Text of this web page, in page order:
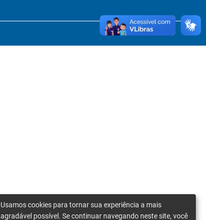
Usamos cookies para tornar sua experiência a mais
agradável possível. Se continuar navegando neste site, você